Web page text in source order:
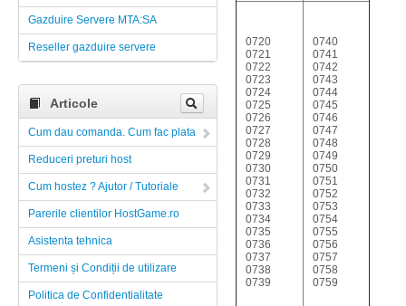
Gazduire Servere MTA:SA
Reseller gazduire servere
Articole
Cum dau comanda. Cum fac plata
Reduceri preturi host
Cum hostez ? Ajutor / Tutoriale
Parerile clientilor HostGame.ro
Asistenta tehnica
Termeni și Condiții de utilizare
Politica de Confidentialitate
0720
0721
0722
0723
0724
0725
0726
0727
0728
0729
0730
0731
0732
0733
0734
0735
0736
0737
0738
0739
0740
0741
0742
0743
0744
0745
0746
0747
0748
0749
0750
0751
0752
0753
0754
0755
0756
0757
0758
0759